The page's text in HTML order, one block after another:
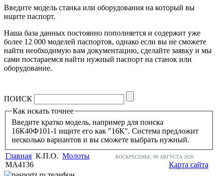
Введите модель станка или оборудования на который вы
ищите паспорт.
Наша база данных постоянно пополняется и содержит уже
более 12 000 моделей паспортов, однако если вы не сможете
найти необходимую вам документацию, сделайте заявку и мы
сами постараемся найти нужный паспорт на станок или
оборудование.
ПОИСК
Как искать точнее
Введите кратко модель, например для поиска
16К40Ф101-1 ищите его как "16К". Система предложит
несколько вариантов и вы сможете выбрать нужный.
Главная К.П.О. Молоты
МА4136
ВОСКРЕСЕНЬЕ, 09 АВГУСТА 2026
Карта сайта